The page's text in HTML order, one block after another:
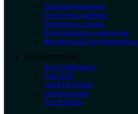
Автокондиционер
Отопитель кабины
Отопитель салона
Подогреватель двигателя
Жидкостный подогреватель
ПРИМЕНЕНИЕ
Для Ambertruck
Для DAF
для KIA Pregio
для Kenworth
Для Junfeng